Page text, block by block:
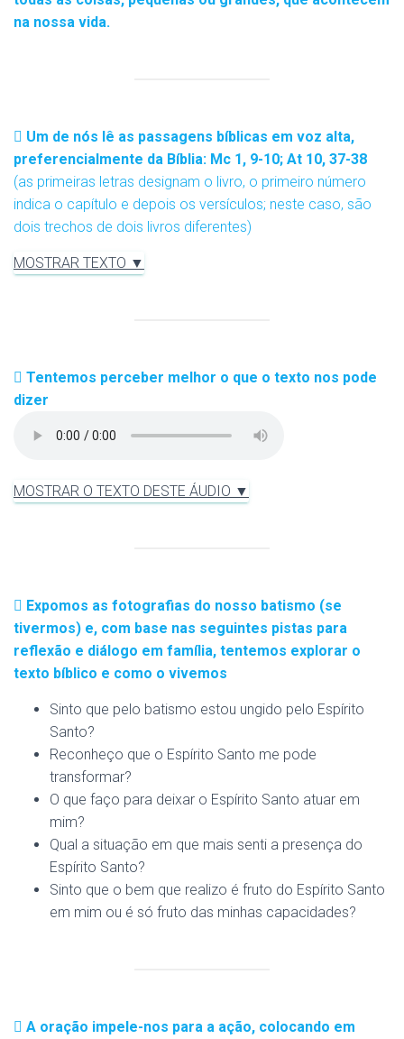
na nossa vida.
Um de nós lê as passagens bíblicas em voz alta,
preferencialmente da Bíblia: Mc 1, 9-10; At 10, 37-38
(as primeiras letras designam o livro, o primeiro número
indica o capítulo e depois os versículos; neste caso, são
dois trechos de dois livros diferentes)
MOSTRAR TEXTO ▼
Tentemos perceber melhor o que o texto nos pode
dizer
MOSTRAR O TEXTO DESTE ÁUDIO ▼
Expomos as fotografias do nosso batismo (se
tivermos) e, com base nas seguintes pistas para
reflexão e diálogo em família, tentemos explorar o
texto bíblico e como o vivemos
Sinto que pelo batismo estou ungido pelo Espírito
Santo?
Reconheço que o Espírito Santo me pode
transformar?
O que faço para deixar o Espírito Santo atuar em
mim?
Qual a situação em que mais senti a presença do
Espírito Santo?
Sinto que o bem que realizo é fruto do Espírito Santo
em mim ou é só fruto das minhas capacidades?
A oração impele-nos para a ação, colocando em